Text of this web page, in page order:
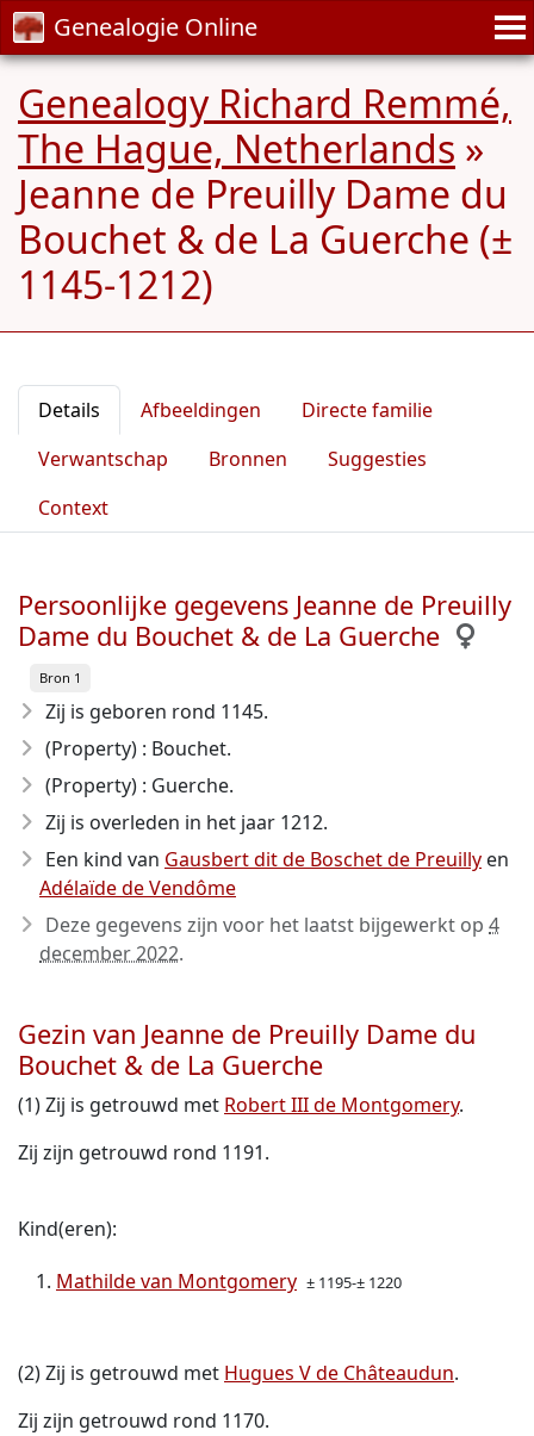
Genealogie Online
Genealogy Richard Remmé,
The Hague, Netherlands »
Jeanne de Preuilly Dame du
Bouchet & de La Guerche (±
1145-1212)
Details Afbeeldingen
Directe familie
Verwantschap
Bronnen
Suggesties
Context
Persoonlijke gegevens Jeanne de Preuilly
Dame du Bouchet & de La Guerche
Bron 1
Zij is geboren rond 1145.
(Property) : Bouchet.
(Property) : Guerche.
Zij is overleden in het jaar 1212.
Een kind van Gausbert dit de Boschet de Preuilly en
Adélaïde de Vendôme
Deze gegevens zijn voor het laatst bijgewerkt op 4
december 2022.
Gezin van Jeanne de Preuilly Dame du
Bouchet & de La Guerche
(1) Zij is getrouwd met Robert III de Montgomery.
Zij zijn getrouwd rond 1191.
Kind(eren):
Mathilde van Montgomery ± 1195-± 1220
(2) Zij is getrouwd met Hugues V de Châteaudun.
Zij zijn getrouwd rond 1170.